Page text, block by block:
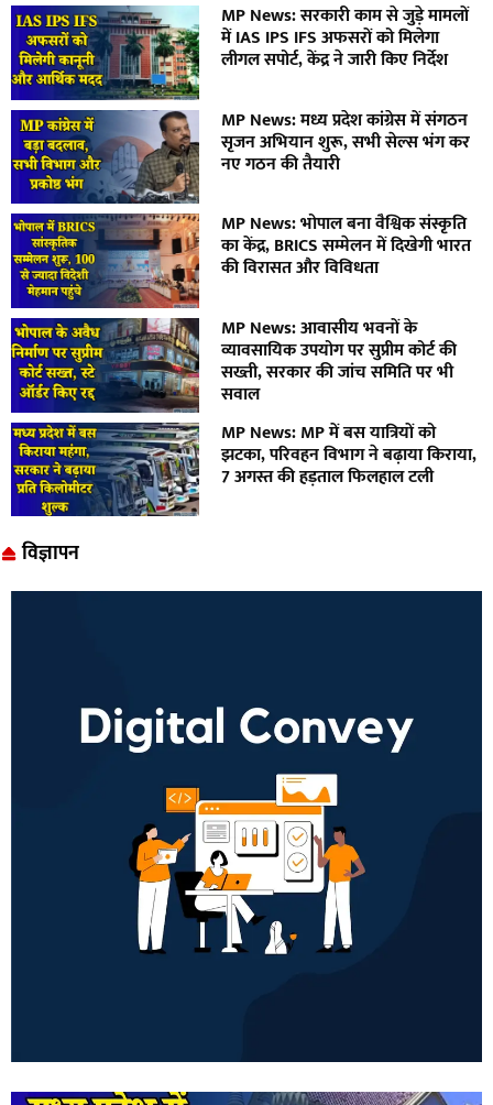
MP News: सरकारी काम से जुड़े मामलों
में IAS IPS IFS अफसरों को मिलेगा
लीगल सपोर्ट, केंद्र ने जारी किए निर्देश
MP News: मध्य प्रदेश कांग्रेस में संगठन
सृजन अभियान शुरू, सभी सेल्स भंग कर
नए गठन की तैयारी
MP News: भोपाल बना वैश्विक संस्कृति
का केंद्र, BRICS सम्मेलन में दिखेगी भारत
की विरासत और विविधता
MP News: आवासीय भवनों के
व्यावसायिक उपयोग पर सुप्रीम कोर्ट की
सख्ती, सरकार की जांच समिति पर भी
सवाल
MP News: MP में बस यात्रियों को
झटका, परिवहन विभाग ने बढ़ाया किराया,
7 अगस्त की हड़ताल फिलहाल टली
विज्ञापन